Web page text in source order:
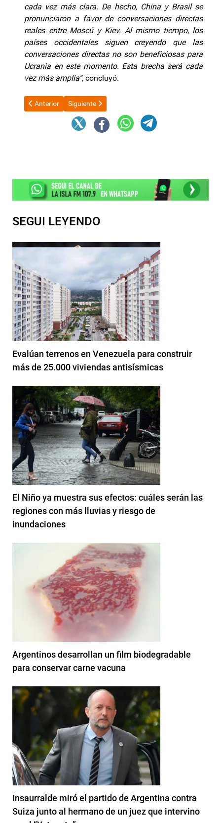
cada vez más clara. De hecho, China y Brasil se
pronunciaron a favor de conversaciones directas
reales entre Moscú y Kiev. Al mismo tiempo, los
países occidentales siguen creyendo que las
conversaciones directas no son beneficiosas para
Ucrania en este momento. Esta brecha será cada
vez más amplia”, concluyó.
Artículo anterior: La Justicia le dio 72 horas al Gobierno para
Anterior Artículo siguiente: El Hospital San Juan Bautista
Siguiente
SEGUI LEYENDO
Evalúan terrenos en Venezuela para construir
más de 25.000 viviendas antisísmicas
El Niño ya muestra sus efectos: cuáles serán las
regiones con más lluvias y riesgo de
inundaciones
Argentinos desarrollan un film biodegradable
para conservar carne vacuna
Insaurralde miró el partido de Argentina contra
Suiza junto al hermano de un juez que intervino